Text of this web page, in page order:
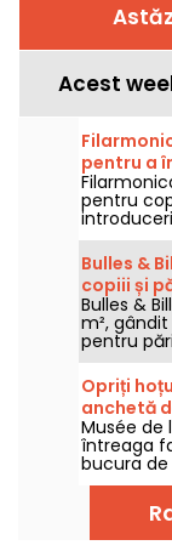
Acest
pentru a
pentru
ani în
mari,
acest
Bulles &
copiii și
Bulles &
m²,
pentru
răspund
cu
Opriți
anchetă
Musée de
întreaga
bucura
15
rezolve